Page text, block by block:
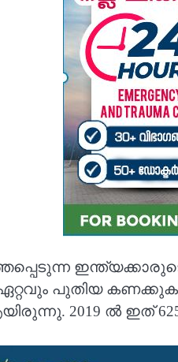
പുതിയ കണക്കുകൾ
2019 ൽ ഇത്